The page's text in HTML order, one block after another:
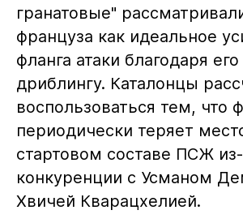
гранатовые"
француза как идеальное
фланга атаки благодаря
дриблингу. Каталонцы
воспользоваться тем, что
периодически теряет
стартовом составе ПСЖ
конкуренции с Усманом
Хвичей Кварацхелией.